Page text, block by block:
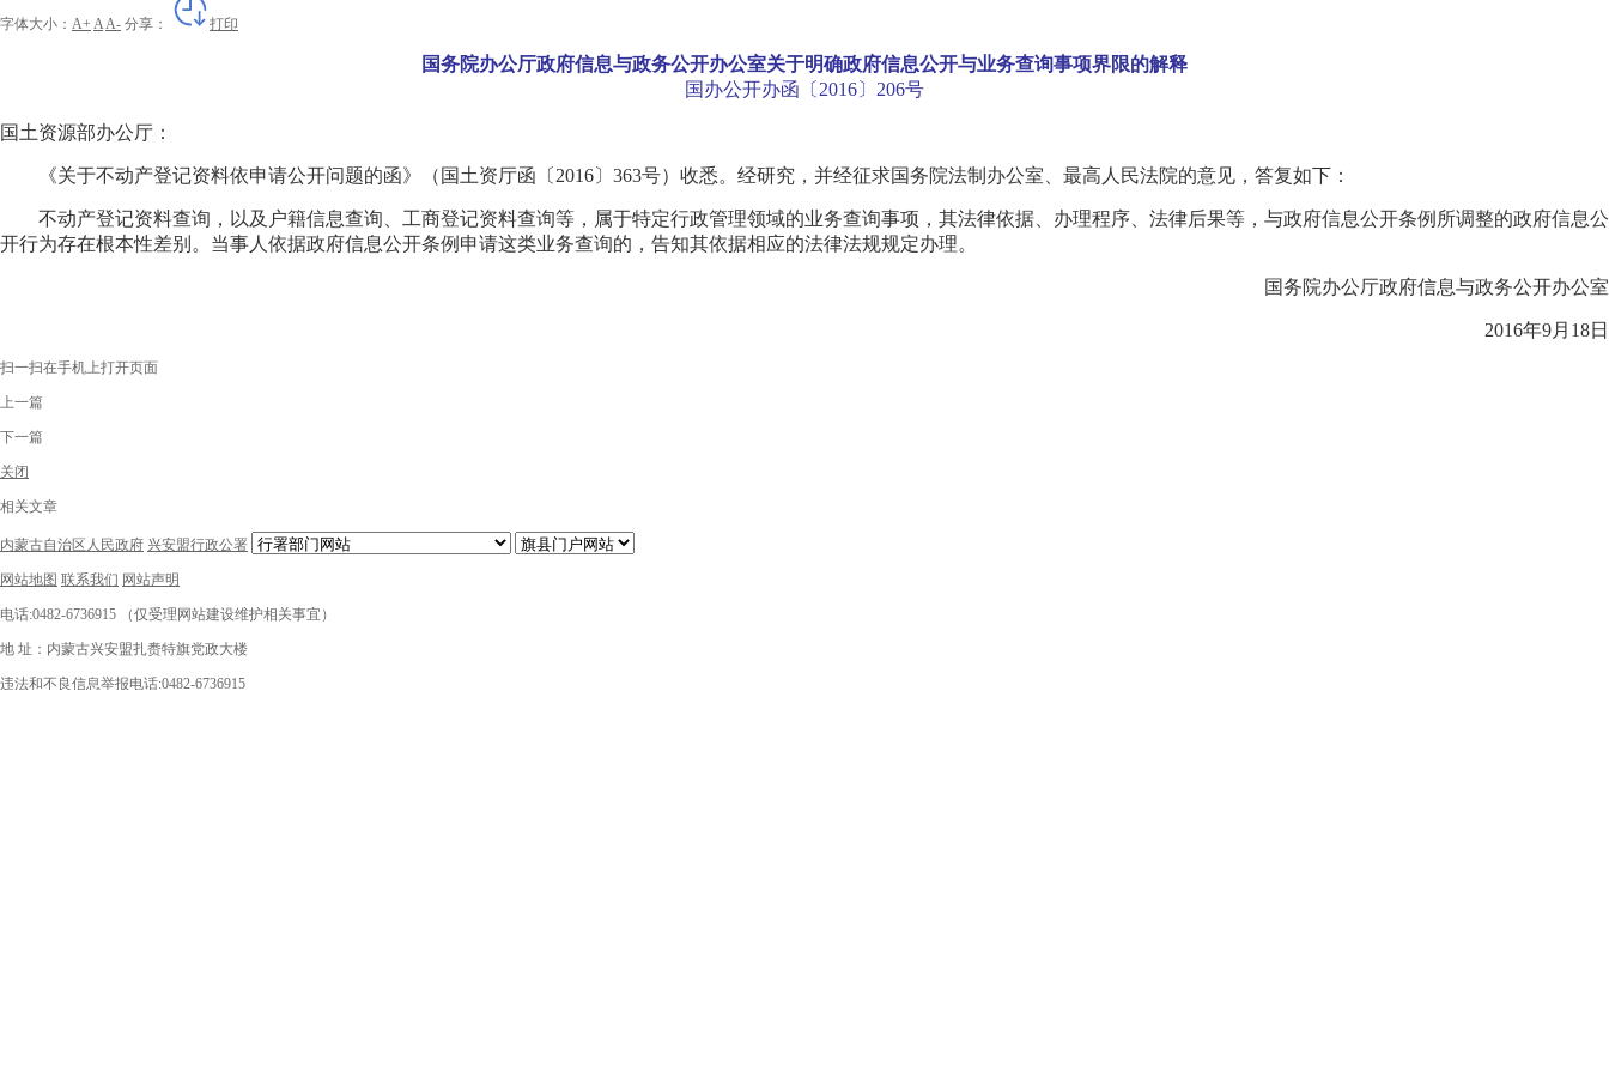
字体大小： A+ AA- 分享： 打印
国务院办公厅政府信息与政务公开办公室关于明确政府信息公开与业务查询事项界限的解释
国办公开办函〔2016〕206号
国土资源部办公厅：
《关于不动产登记资料依申请公开问题的函》（国土资厅函〔2016〕363号）收悉。经研究，并经征求国务院法制办公室、最高人民法院的意见，答复如下：
不动产登记资料查询，以及户籍信息查询、工商登记资料查询等，属于特定行政管理领域的业务查询事项，其法律依据、办理程序、法律后果等，与政府信息公开条例所调整的政府信息公
开行为存在根本性差别。当事人依据政府信息公开条例申请这类业务查询的，告知其依据相应的法律法规规定办理。
国务院办公厅政府信息与政务公开办公室
2016年9月18日
扫一扫在手机上打开页面
上一篇
下一篇
关闭
相关文章
内蒙古自治区人民政府 兴安盟行政公署
网站地图 联系我们 网站声明
电话:0482-6736915 （仅受理网站建设维护相关事宜）
地 址：内蒙古兴安盟扎赉特旗党政大楼
违法和不良信息举报电话:0482-6736915